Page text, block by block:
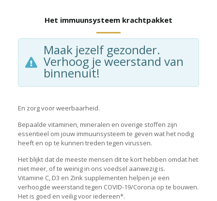
Het immuunsysteem krachtpakket
Maak jezelf gezonder.
Verhoog je weerstand van
binnenuit!
En zorg voor weerbaarheid.
Bepaalde vitaminen, mineralen en overige stoffen zijn
essentieel om jouw immuunsysteem te geven wat het nodig
heeft en op te kunnen treden tegen virussen.
Het blijkt dat de meeste mensen dit te kort hebben omdat het
niet meer, of te weinig in ons voedsel aanwezig is.
Vitamine C, D3 en Zink supplementen helpen je een
verhoogde weerstand tegen COVID-19/Corona op te bouwen.
Het is goed en veilig voor iedereen*.